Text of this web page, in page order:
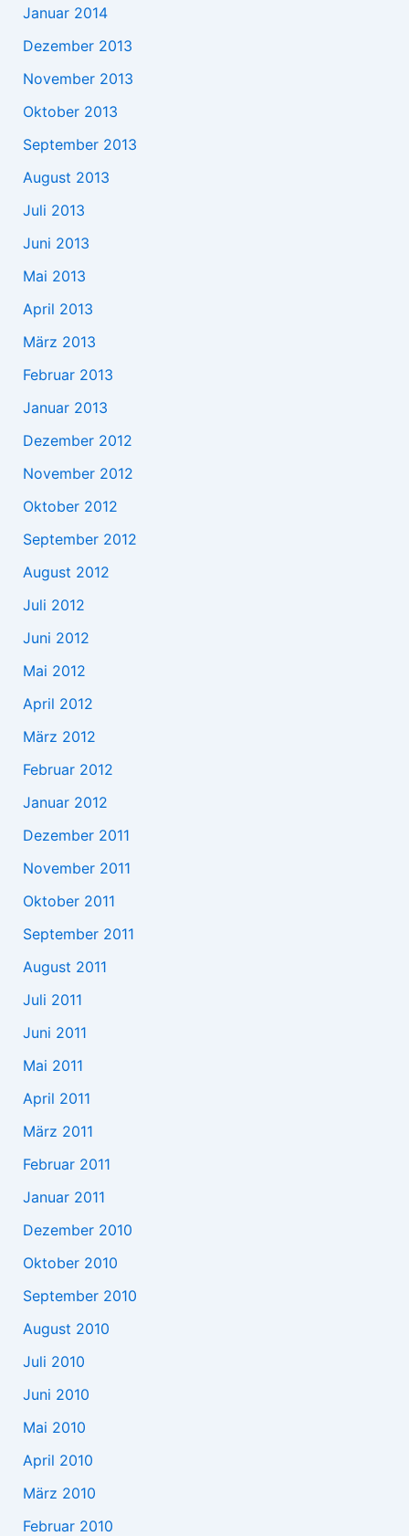
Januar 2014
Dezember 2013
November 2013
Oktober 2013
September 2013
August 2013
Juli 2013
Juni 2013
Mai 2013
April 2013
März 2013
Februar 2013
Januar 2013
Dezember 2012
November 2012
Oktober 2012
September 2012
August 2012
Juli 2012
Juni 2012
Mai 2012
April 2012
März 2012
Februar 2012
Januar 2012
Dezember 2011
November 2011
Oktober 2011
September 2011
August 2011
Juli 2011
Juni 2011
Mai 2011
April 2011
März 2011
Februar 2011
Januar 2011
Dezember 2010
Oktober 2010
September 2010
August 2010
Juli 2010
Juni 2010
Mai 2010
April 2010
März 2010
Februar 2010